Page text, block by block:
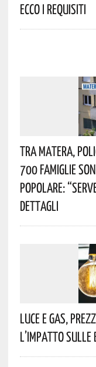
Ecco I Requisiti
Tra Matera,
700 Famiglie
Popolare:
Dettagli
Luce E Gas,
L’impatto